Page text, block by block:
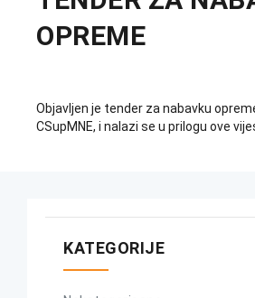
OPREME
Objavljen je tender za nabavku
CSupMNE, i nalazi se u prilogu ove
KATEGORIJE